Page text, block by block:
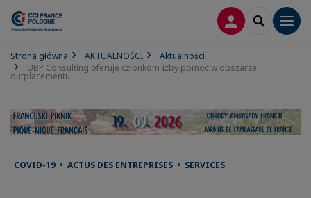
LOGOWANIE
SEARCH
Strona główna AKTUALNOŚCI
Aktualności
UBP Consulting oferuje członkom Izby pomoc w obszarze
outplacementu
COVID-19 • ACTUS DES ENTREPRISES • SERVICES